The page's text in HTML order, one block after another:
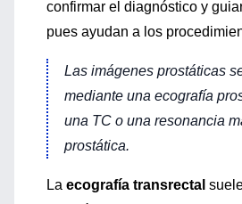
confirmar el diagnóstico y
pues ayudan a los
Las imágenes prostáticas
mediante una ecografía
una TC o una resonancia
prostática.
La ecografía transrectal